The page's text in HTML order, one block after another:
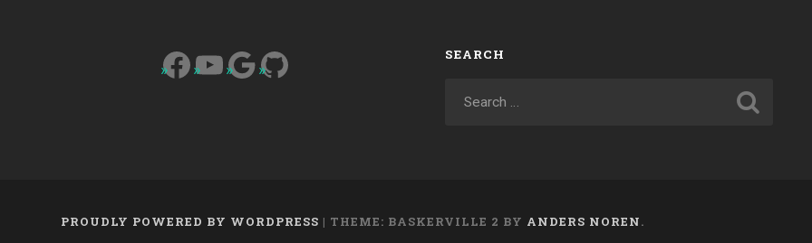
Facebook
YouTube
Google
GitHub SEARCH
PROUDLY POWERED BY WORDPRESS | THEME: BASKERVILLE 2 BY ANDERS NOREN.